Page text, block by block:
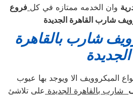
وان الخدمه ممتازه في كل فروع
شارب القاهرة الجديدة
شارب بالقاهرة
الجديدة
الميكروويف الا ويوجد بها عيوب
شارب بالقاهرة الجديدة على تلاشئ